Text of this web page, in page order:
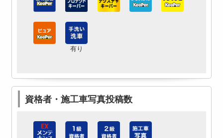
有り
資格者・施工車写真投稿数